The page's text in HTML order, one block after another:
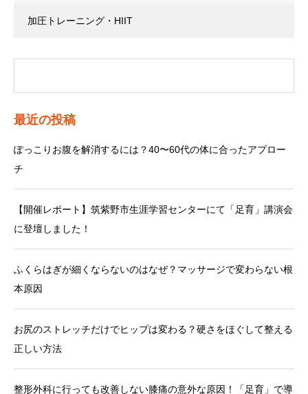
加圧トレーニング・HIIT
最近の投稿
ぽっこりお腹を解消するには？40〜60代の体に合ったアプロー
チ
【開催レポート】筑紫野市生涯学習センターにて「足育」講演会
に登壇しました！
ふくらはぎが細くならないのはなぜ？マッサージで変わらない根
本原因
お尻のストレッチだけでヒップは変わる？硬さをほぐして整える
正しい方法
整形外科に行っても改善しない膝痛の意外な原因！「足育」で導